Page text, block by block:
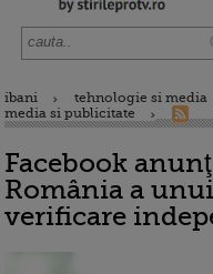
ibani
tehnologie si media
media si publicitate
Facebook
România a
verificare